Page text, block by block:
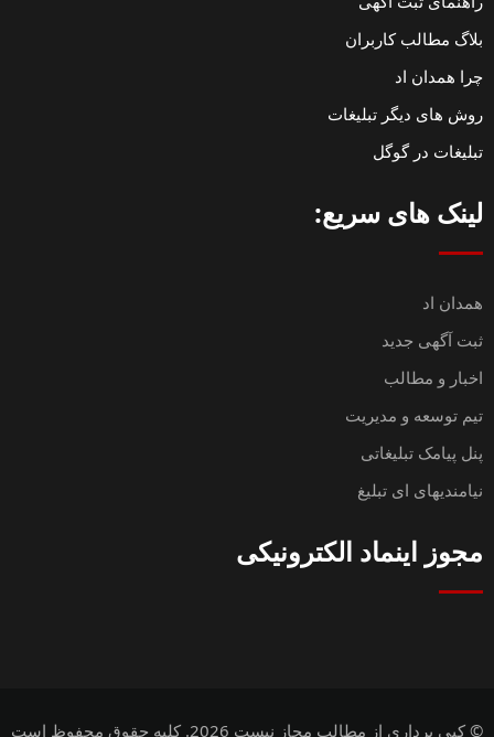
بلاگ مطالب کاربران
چرا همدان اد
روش های دیگر تبلیغات
تبلیغات در گوگل
لینک های سریع:
همدان اد
ثبت آگهی جدید
اخبار و مطالب
تیم توسعه و مدیریت
پنل پیامک تبلیغاتی
نیامندیهای ای تبلیغ
مجوز اینماد الکترونیکی
© کپی برداری از مطالب مجاز نیست 2026. کلیه حقوق محفوظ است